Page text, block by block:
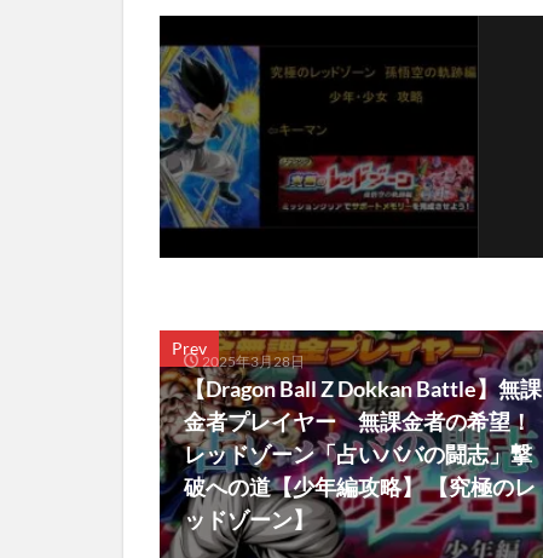
Prev
2025年3月28日
【Dragon Ball Z Dokkan Battle】無課
金者プレイヤー 無課金者の希望！
レッドゾーン「占いババの闘志」撃
破への道【少年編攻略】 【究極のレ
ッドゾーン】